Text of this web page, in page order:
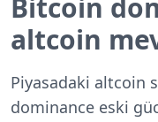
altcoin
Piyasadaki altcoin
dominance eski